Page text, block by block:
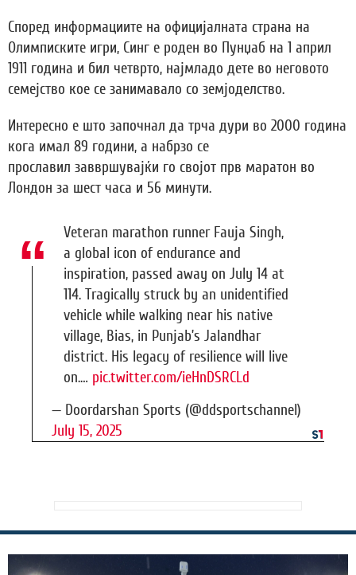
Според информациите на официјалната страна на
Олимписките игри, Синг е роден во Пунџаб на 1 април
1911 година и бил четврто, најмладо дете во неговото
семејство кое се занимавало со земјоделство.
Интересно е што започнал да трча дури во 2000 година
кога имал 89 години, а набрзо се
прославил заввршувајќи го својот прв маратон во
Лондон за шест часа и 56 минути.
Veteran marathon runner Fauja Singh,
a global icon of endurance and
inspiration, passed away on July 14 at
114. Tragically struck by an unidentified
vehicle while walking near his native
village, Bias, in Punjab’s Jalandhar
district. His legacy of resilience will live
on.… pic.twitter.com/ieHnDSRCLd
— Doordarshan Sports (@ddsportschannel)
July 15, 2025